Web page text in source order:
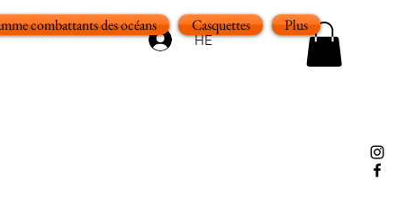
HE
combattants des océans Casquettes Plus